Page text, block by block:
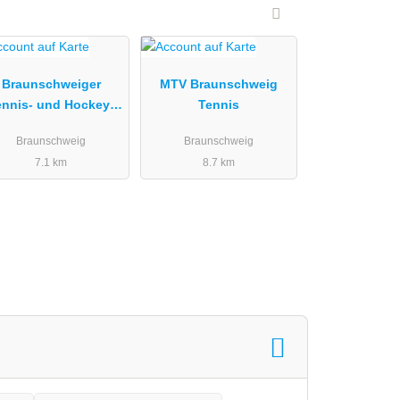
Braunschweiger
und Hockey-
Braunschweig
7.1 km
MTV Braunschweig
Tennis
Braunschweig
8.7 km